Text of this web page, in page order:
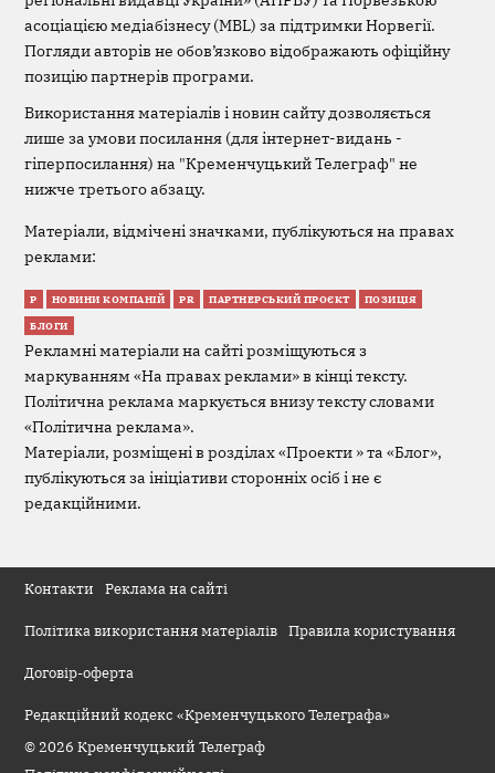
асоціацією медіабізнесу (MBL) за підтримки Норвегії.
Погляди авторів не обов’язково відображають офіційну
позицію партнерів програми.
Використання матеріалів і новин сайту дозволяється
лише за умови посилання (для інтернет-видань -
гіперпосилання) на "Кременчуцький Телеграф" не
нижче третього абзацу.
Матеріали, відмічені значками, публікуються на правах
реклами:
Р НОВИНИ КОМПАНІЙ PR ПАРТНЕРСЬКИЙ ПРОЄКТ ПОЗИЦІЯ
БЛОГИ
Рекламні матеріали на сайті розміщуються з
маркуванням «На правах реклами» в кінці тексту.
Політична реклама маркується внизу тексту словами
«Політична реклама».
Матеріали, розміщені в розділах «Проекти » та «Блог»,
публікуються за ініціативи сторонніх осіб і не є
редакційними.
Контакти Реклама на сайті
Політика використання матеріалів Правила користування
Договір-оферта
Редакційний кодекс «Кременчуцького Телеграфа»
© 2026 Кременчуцький Телеграф